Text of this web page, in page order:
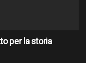
per la storia